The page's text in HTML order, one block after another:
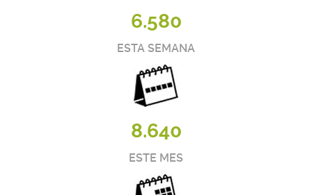
6.580
ESTA SEMANA
8.640
ESTE MES